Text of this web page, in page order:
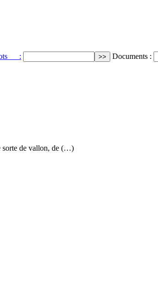
: Documents :
sorte de vallon, de (…)